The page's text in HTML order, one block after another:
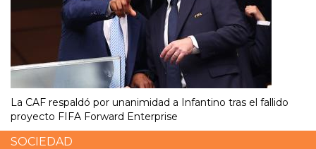
La CAF respaldó por unanimidad a Infantino tras el fallido
proyecto FIFA Forward Enterprise
SOCIEDAD